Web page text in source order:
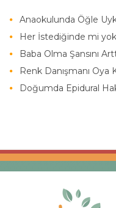
Anaokulunda Öğle
Her İstediğinde mi
Baba Olma Şansını
Renk Danışmanı
Doğumda Epidural